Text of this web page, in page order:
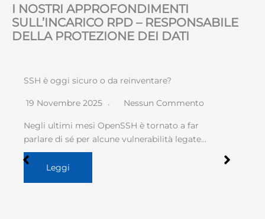
I NOSTRI APPROFONDIMENTI
SULL’INCARICO RPD – RESPONSABILE
DELLA PROTEZIONE DEI DATI
SSH è oggi sicuro o da reinventare?
19 Novembre 2025 Nessun Commento
Negli ultimi mesi OpenSSH è tornato a far
parlare di sé per alcune vulnerabilità legate…
Leggi